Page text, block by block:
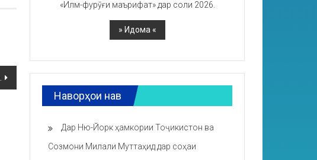
«Илм-фурӯғи маърифат» дар соли 2026.
Наворҳои нав
Дар Ню-Йорк ҳамкории Тоҷикистон ва
Созмони Милали Муттаҳид дар соҳаи